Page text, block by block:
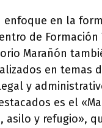
enfoque en la
de Formación
Marañón
en temas
y
es el
asilo y refugio»,